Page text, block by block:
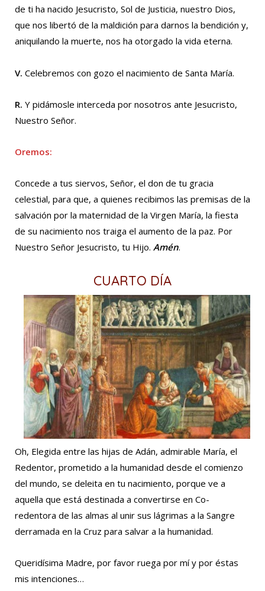
de ti ha nacido Jesucristo, Sol de Justicia, nuestro Dios,
que nos libertó de la maldición para darnos la bendición y,
aniquilando la muerte, nos ha otorgado la vida eterna.
V. Celebremos con gozo el nacimiento de Santa María.
R. Y pidámosle interceda por nosotros ante Jesucristo,
Nuestro Señor.
Oremos:
Concede a tus siervos, Señor, el don de tu gracia
celestial, para que, a quienes recibimos las premisas de la
salvación por la maternidad de la Virgen María, la fiesta
de su nacimiento nos traiga el aumento de la paz. Por
Nuestro Señor Jesucristo, tu Hijo. Amén.
CUARTO DÍA
Oh, Elegida entre las hijas de Adán, admirable María, el
Redentor, prometido a la humanidad desde el comienzo
del mundo, se deleita en tu nacimiento, porque ve a
aquella que está destinada a convertirse en Co-
redentora de las almas al unir sus lágrimas a la Sangre
derramada en la Cruz para salvar a la humanidad.
Queridísima Madre, por favor ruega por mí y por éstas
mis intenciones…